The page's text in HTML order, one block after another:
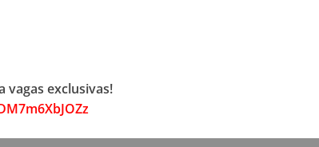
vagas exclusivas!